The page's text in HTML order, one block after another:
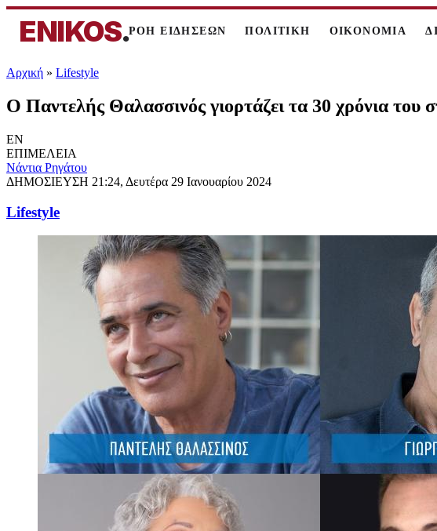
ENIKOS.ΡΟΗ ΕΙΔΗΣΕΩΝ ΠΟΛΙΤΙΚΗ ΟΙΚΟΝΟΜΙΑ
Αρχική » Lifestyle
Ο Παντελής Θαλασσινός γιορτάζει τα 30 χρόνια
EN
ΕΠΙΜΕΛΕΙΑ
Νάντια Ρηγάτου
ΔΗΜΟΣΙΕΥΣΗ 21:24, Δευτέρα 29 Ιανουαρίου 2024
Lifestyle